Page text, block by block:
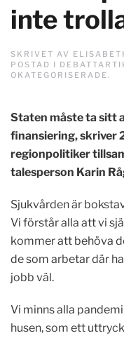
inte
SKRIVET AV
POSTAD I
OKATEGORISERADE .
Staten måste ta sitt
finansiering, skriver
regionpolitiker
talesperson Karin
Sjukvården är
Vi förstår alla att vi
kommer att behöva
de som arbetar där
jobb väl.
Vi minns alla
husen, som ett